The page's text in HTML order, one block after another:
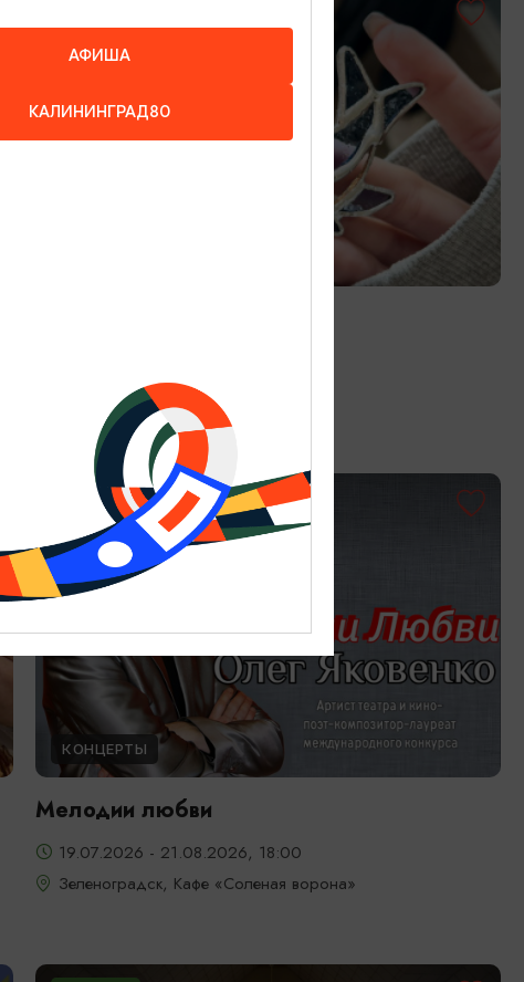
Калининград, Студия «Стёкла»
ОТ 3000₽
КОНЦЕРТЫ
Мелодии любви
19.07.2026 - 21.08.2026, 18:00
Зеленоградск, Кафе «Соленая ворона»
АФИША
КАЛИНИНГРАД80